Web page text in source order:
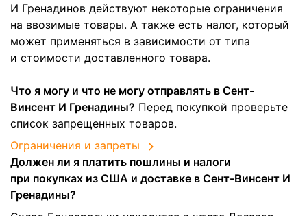
И Гренадинов действуют некоторые ограничения
на ввозимые товары. А также есть налог, который
может применяться в зависимости от типа
и стоимости доставленного товара.
Что я могу и что не могу отправлять в Сент-
Винсент И Гренадины? Перед покупкой проверьте
список запрещенных товаров.
Ограничения и запреты
Должен ли я платить пошлины и налоги
при покупках из США и доставке в Сент-Винсент И
Гренадины?